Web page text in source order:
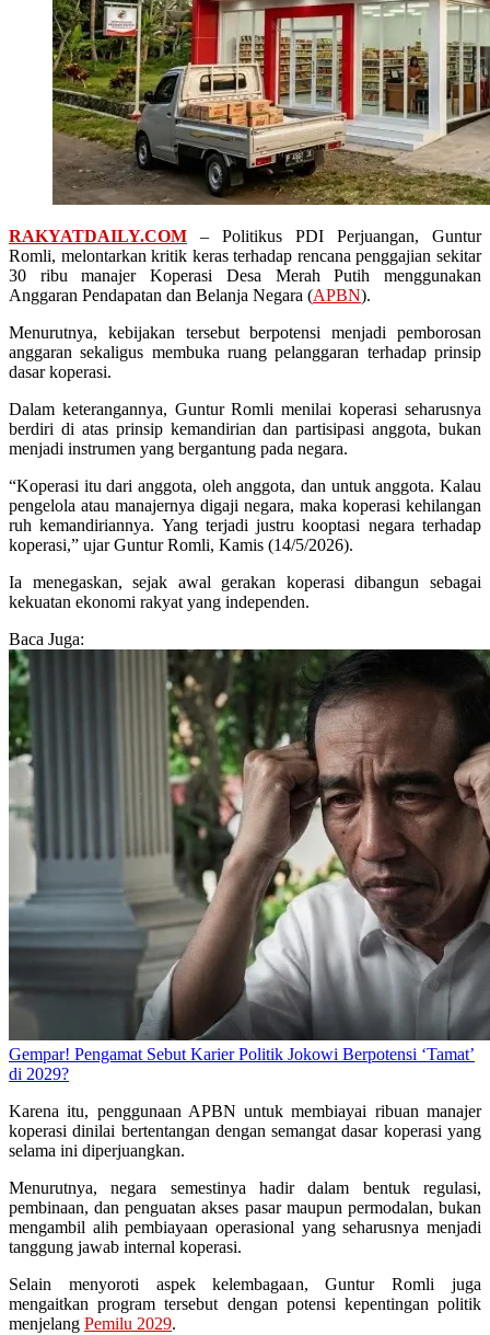
RAKYATDAILY.COM – Politikus PDI Perjuangan, Guntur
Romli, melontarkan kritik keras terhadap rencana penggajian sekitar
30 ribu manajer Koperasi Desa Merah Putih menggunakan
Anggaran Pendapatan dan Belanja Negara (APBN).
Menurutnya, kebijakan tersebut berpotensi menjadi pemborosan
anggaran sekaligus membuka ruang pelanggaran terhadap prinsip
dasar koperasi.
Dalam keterangannya, Guntur Romli menilai koperasi seharusnya
berdiri di atas prinsip kemandirian dan partisipasi anggota, bukan
menjadi instrumen yang bergantung pada negara.
“Koperasi itu dari anggota, oleh anggota, dan untuk anggota. Kalau
pengelola atau manajernya digaji negara, maka koperasi kehilangan
ruh kemandiriannya. Yang terjadi justru kooptasi negara terhadap
koperasi,” ujar Guntur Romli, Kamis (14/5/2026).
Ia menegaskan, sejak awal gerakan koperasi dibangun sebagai
kekuatan ekonomi rakyat yang independen.
Baca Juga:
Gempar! Pengamat Sebut Karier Politik Jokowi Berpotensi ‘Tamat’
di 2029?
Karena itu, penggunaan APBN untuk membiayai ribuan manajer
koperasi dinilai bertentangan dengan semangat dasar koperasi yang
selama ini diperjuangkan.
Menurutnya, negara semestinya hadir dalam bentuk regulasi,
pembinaan, dan penguatan akses pasar maupun permodalan, bukan
mengambil alih pembiayaan operasional yang seharusnya menjadi
tanggung jawab internal koperasi.
Selain menyoroti aspek kelembagaan, Guntur Romli juga
mengaitkan program tersebut dengan potensi kepentingan politik
menjelang Pemilu 2029.